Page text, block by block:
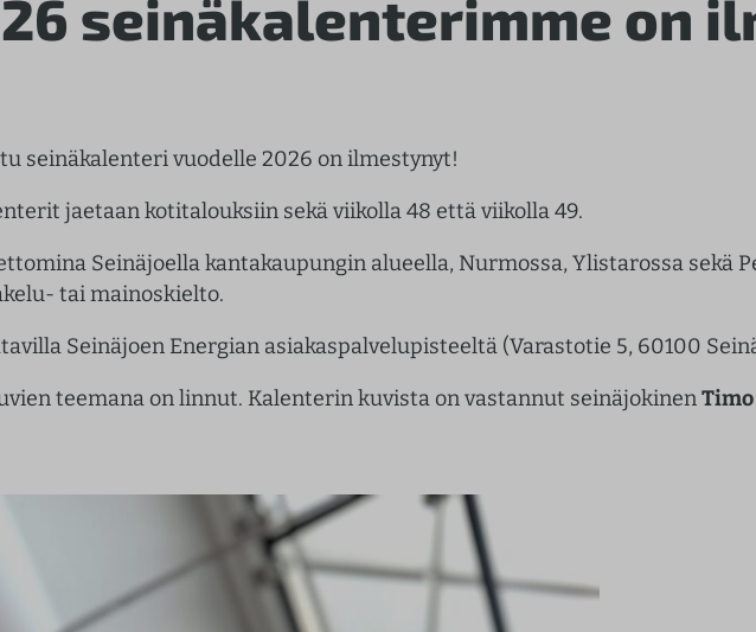
seinäkalenterimme on
seinäkalenteri vuodelle 2026 on ilmestynyt!
jaetaan kotitalouksiin sekä viikolla 48 että viikolla 49.
Seinäjoella kantakaupungin alueella, Nurmossa, Ylistarossa sekä
tai mainoskielto.
Seinäjoen Energian asiakaspalvelupisteeltä (Varastotie 5, 60100
teemana onlinnut. Kalenterin kuvista on vastannut seinäjokinen